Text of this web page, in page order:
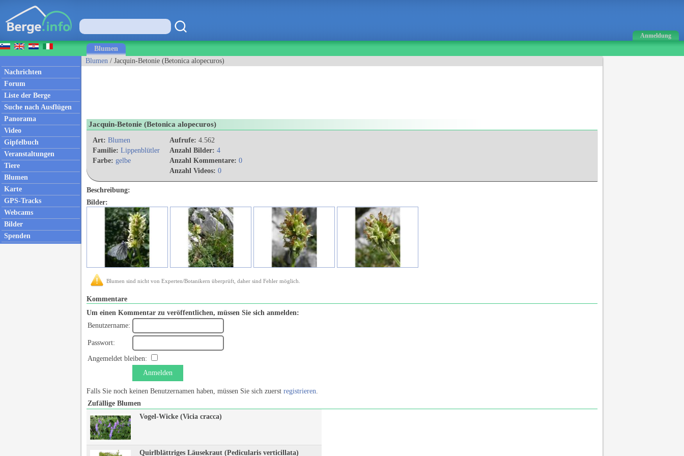
Anmeldung
Blumen
Nachrichten
Forum
Liste der Berge
Suche nach Ausflügen
Panorama
Video
Gipfelbuch
Veranstaltungen
Tiere
Blumen
Karte
GPS-Tracks
Webcams
Bilder
Spenden
Blumen / Jacquin-Betonie (Betonica alopecuros)
Jacquin-Betonie (Betonica alopecuros)
Art: Blumen
Familie: Lippenblütler
Farbe: gelbe
Aufrufe: 4.562
Anzahl Bilder: 4
Anzahl Kommentare: 0
Anzahl Videos: 0
Beschreibung:
Bilder:
Blumen sind nicht von Experten/Botanikern überprüft, daher sind Fehler möglich.
Kommentare
Um einen Kommentar zu veröffentlichen, müssen Sie sich anmelden:
Benutzername:
Passwort:
Angemeldet bleiben:
Anmelden
Falls Sie noch keinen Benutzernamen haben, müssen Sie sich zuerst registrieren.
Zufällige Blumen
Vogel-Wicke (Vicia cracca)
Quirlblättriges Läusekraut (Pedicularis verticillata)